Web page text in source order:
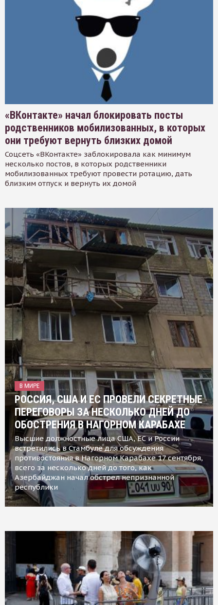
«ВКонтакте» начал блокировать посты
родственников мобилизованных, в которых
они требуют вернуть близких домой
Соцсеть «ВКонтакте» заблокировала как минимум
несколько постов, в которых родственники
мобилизованных требуют провести ротацию, дать
близким отпуск и вернуть их домой
В МИРЕ
РОССИЯ, США И ЕС ПРОВЕЛИ СЕКРЕТНЫЕ
ПЕРЕГОВОРЫ ЗА НЕСКОЛЬКО ДНЕЙ ДО
ОБОСТРЕНИЯ В НАГОРНОМ КАРАБАХЕ
Высшие должностные лица США, ЕС и России
встретились в Стамбуле для обсуждения
противостояния в Нагорном Карабахе 17 сентября,
всего за несколько дней до того, как
Азербайджан начал обстрел непризнанной
республики